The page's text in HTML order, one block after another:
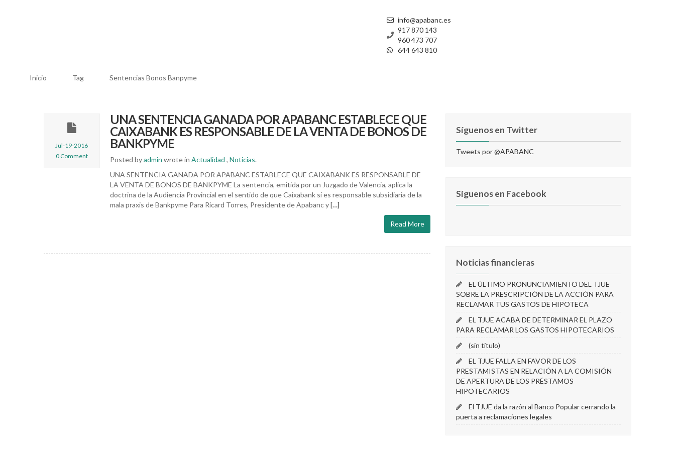
info@apabanc.es
917 870 143
960 473 707
644 643 810
Inicio Tag Sentencias Bonos Banpyme
Jul-19-2016
0 Comment
UNA SENTENCIA GANADA POR APABANC ESTABLECE QUE
CAIXABANK ES RESPONSABLE DE LA VENTA DE BONOS DE
BANKPYME
Posted byadmin wrote in Actualidad , Noticias.
UNA SENTENCIA GANADA POR APABANC ESTABLECE QUE CAIXABANK ES RESPONSABLE DE
LA VENTA DE BONOS DE BANKPYME La sentencia, emitida por un Juzgado de Valencia, aplica la
doctrina de la Audiencia Provincial en el sentido de que Caixabank sí es responsable subsidiaria de la
mala praxis de Bankpyme Para Ricard Torres, Presidente de Apabanc y[…]
Read More
Síguenos en Twitter
Tweets por @APABANC
Síguenos en Facebook
Noticias financieras
EL ÚLTIMO PRONUNCIAMIENTO DEL TJUE
SOBRE LA PRESCRIPCIÓN DE LA ACCIÓN PARA
RECLAMAR TUS GASTOS DE HIPOTECA
EL TJUE ACABA DE DETERMINAR EL PLAZO
PARA RECLAMAR LOS GASTOS HIPOTECARIOS
(sin título)
EL TJUE FALLA EN FAVOR DE LOS
PRESTAMISTAS EN RELACIÓN A LA COMISIÓN
DE APERTURA DE LOS PRÉSTAMOS
HIPOTECARIOS
El TJUE da la razón al Banco Popular cerrando la
puerta a reclamaciones legales